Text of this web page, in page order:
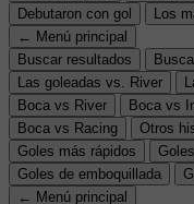
Debutaron con gol
Los
← Menú principal
Buscar resultados
Las goleadas vs. River
Boca vs River
Boca vs
Boca vs Racing
Otros
Goles más rápidos
Goles de emboquillada
← Menú principal